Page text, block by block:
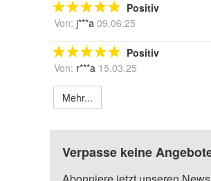
Positiv
Von: j***a 09.06.25
Positiv
Von: r***a 15.03.25
Mehr...
Verpasse keine